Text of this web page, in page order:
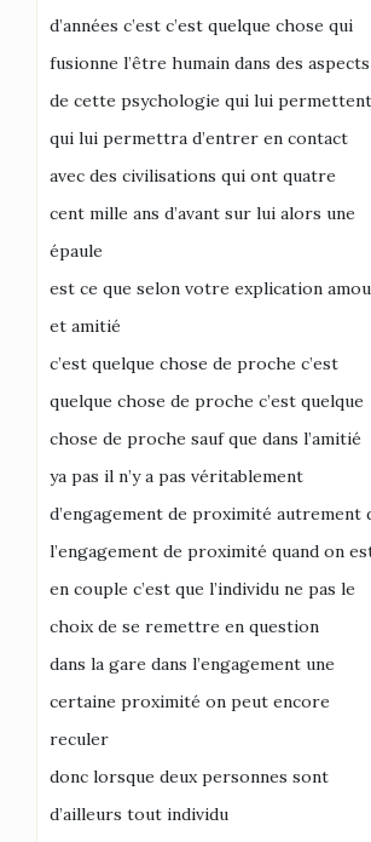
d’années c’est c’est quelque chose qui
fusionne l’être humain dans des aspects
de cette psychologie qui lui permettent
qui lui permettra d’entrer en contact
avec des civilisations qui ont quatre
cent mille ans d’avant sur lui alors une
épaule
est ce que selon votre explication
et amitié
c’est quelque chose de proche c’est
quelque chose de proche c’est quelque
chose de proche sauf que dans l’amitié
ya pas il n’y a pas véritablement
d’engagement de proximité autrement
l’engagement de proximité quand on
en couple c’est que l’individu ne pas le
choix de se remettre en question
dans la gare dans l’engagement une
certaine proximité on peut encore
reculer
donc lorsque deux personnes sont
d’ailleurs tout individu